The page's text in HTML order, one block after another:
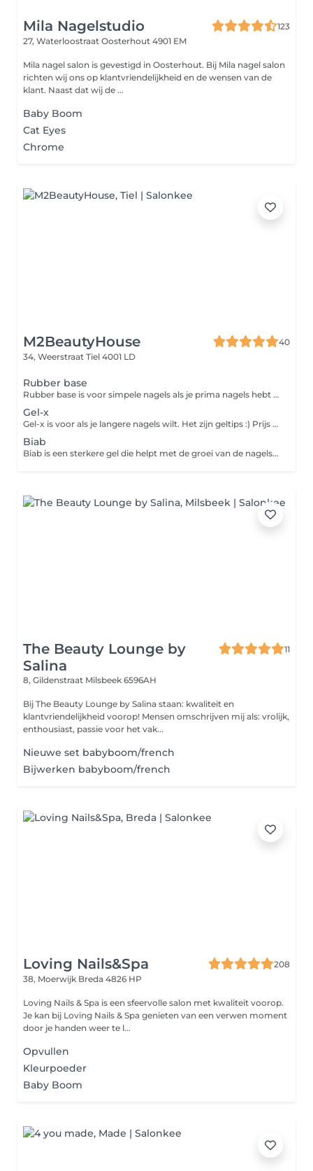
Mila Nagelstudio
123
27, Waterloostraat Oosterhout 4901 EM
Mila nagel salon is gevestigd in Oosterhout. Bij Mila nagel salon
richten wij ons op klantvriendelijkheid en de wensen van de
klant. Naast dat wij de ...
Baby Boom
Cat Eyes
Chrome
M2BeautyHouse
40
34, Weerstraat Tiel 4001 LD
Rubber base
Rubber base is voor simpele nagels als je prima nagels hebt van jezelf :) Prijs is inclusief simpele manicure Voor nailart/verlenging, moet je een level bijboeken
Gel-x
Gel-x is voor als je langere nagels wilt. Het zijn geltips :) Prijs is inclusief een simpele manicure Voor nailart moet je een level bijboeken
Biab
Biab is een sterkere gel die helpt met de groei van de nagels als bescherming. Het wordt structureel aangebracht dus verwacht een iets dikkere laag. Prijs is inclusief een simpele manicure Voor nailart/verlenging moet je een level bijboeken :)
The Beauty Lounge by
Salina
11
8, Gildenstraat Milsbeek 6596AH
Bij The Beauty Lounge by Salina staan: kwaliteit en
klantvriendelijkheid voorop! Mensen omschrijven mij als: vrolijk,
enthousiast, passie voor het vak...
Nieuwe set babyboom/french
Bijwerken babyboom/french
Loving Nails&Spa
208
38, Moerwijk Breda 4826 HP
Loving Nails & Spa is een sfeervolle salon met kwaliteit voorop.
Je kan bij Loving Nails & Spa genieten van een verwen moment
door je handen weer te l...
Opvullen
Kleurpoeder
Baby Boom